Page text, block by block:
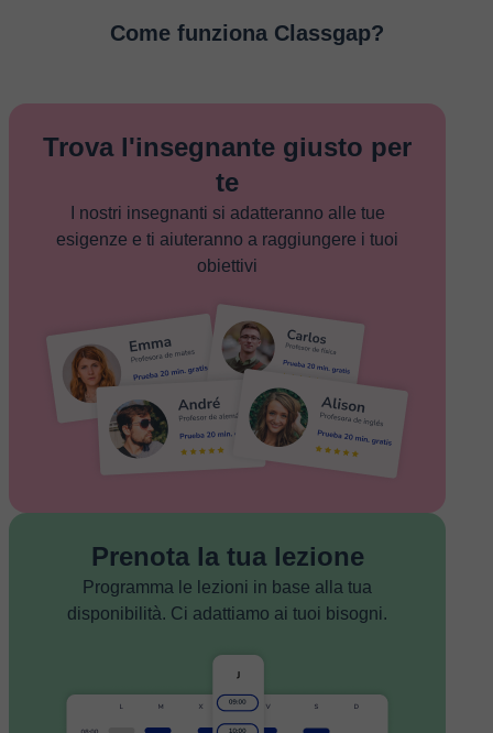
Come funziona Classgap?
Trova l'insegnante giusto per
te
I nostri insegnanti si adatteranno alle tue
esigenze e ti aiuteranno a raggiungere i tuoi
obiettivi
Prenota la tua lezione
Programma le lezioni in base alla tua
disponibilità. Ci adattiamo ai tuoi bisogni.